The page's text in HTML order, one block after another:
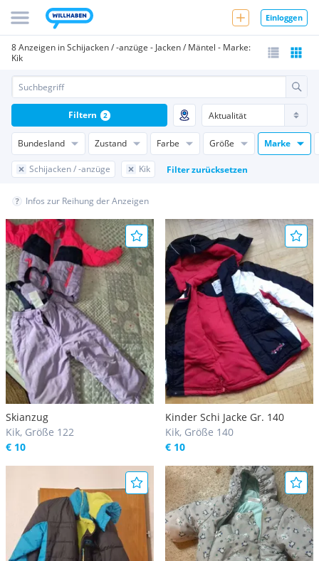
Einloggen
8 Anzeigen in Schijacken / -anzüge - Jacken / Mäntel - Marke:
Kik
Bundesland Zustand Farbe Größe Marke
Schijacken / -anzüge Kik Filter zurücksetzen
Filtern 2
Infos zur Reihung der Anzeigen
Skianzug
Kik, Größe 122
€ 10
Kinder Schi Jacke Gr. 140
Kik, Größe 140
€ 10